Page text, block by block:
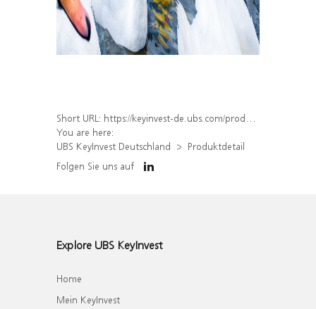
Short URL: https://keyinvest-de.ubs.com/produkt/detail/index/isin/DE000WA8TCH5
You are here:
UBS KeyInvest Deutschland
Produktdetail
Folgen Sie uns auf
Explore UBS KeyInvest
Home
Mein KeyInvest